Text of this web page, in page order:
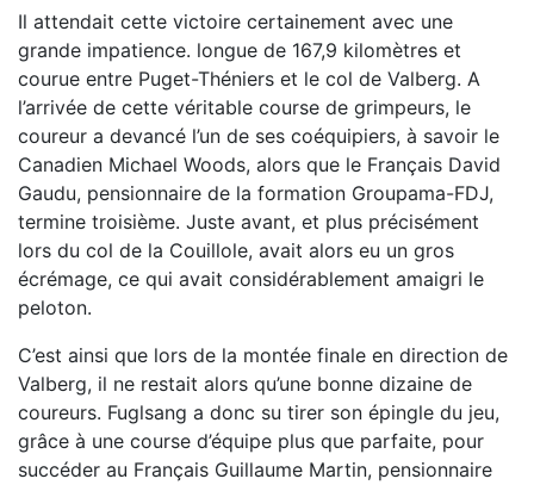
Il attendait cette victoire certainement avec une
grande impatience. longue de 167,9 kilomètres et
courue entre Puget-Théniers et le col de Valberg. A
l’arrivée de cette véritable course de grimpeurs, le
coureur a devancé l’un de ses coéquipiers, à savoir le
Canadien Michael Woods, alors que le Français David
Gaudu, pensionnaire de la formation Groupama-FDJ,
termine troisième. Juste avant, et plus précisément
lors du col de la Couillole, avait alors eu un gros
écrémage, ce qui avait considérablement amaigri le
peloton.
C’est ainsi que lors de la montée finale en direction de
Valberg, il ne restait alors qu’une bonne dizaine de
coureurs. Fuglsang a donc su tirer son épingle du jeu,
grâce à une course d’équipe plus que parfaite, pour
succéder au Français Guillaume Martin, pensionnaire